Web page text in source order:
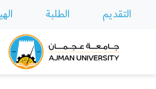
التقديم الطلبة
Ajman University